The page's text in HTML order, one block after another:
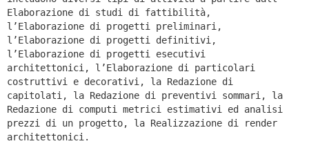
Elaborazione di studi di fattibilità,
l’Elaborazione di progetti preliminari,
l’Elaborazione di progetti definitivi,
l’Elaborazione di progetti esecutivi
architettonici, l’Elaborazione di particolari
costruttivi e decorativi, la Redazione di
capitolati, la Redazione di preventivi sommari, la
Redazione di computi metrici estimativi ed analisi
prezzi di un progetto, la Realizzazione di render
architettonici.